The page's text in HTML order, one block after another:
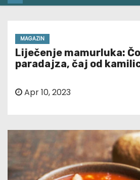
MAGAZIN
Liječenje mamurluka:
paradajza, čaj od
Apr 10, 2023